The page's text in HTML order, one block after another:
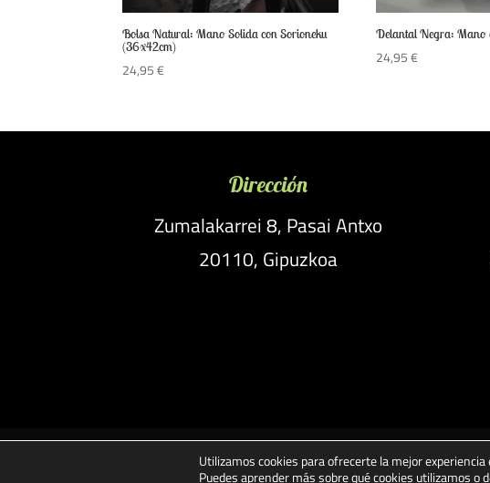
Bolsa Natural: Mano Solida con Sorioneku
(36x42cm)
24,95€
Delantal Negra: Mano
24,95€
Dirección
Zumalakarrei 8, Pasai Antxo
20110, Gipuzkoa
Aviso legal Términos y condiciones
Utilizamos cookies para ofrecerte la mejor
Puedes aprender más sobre qué cookies utilizamos o